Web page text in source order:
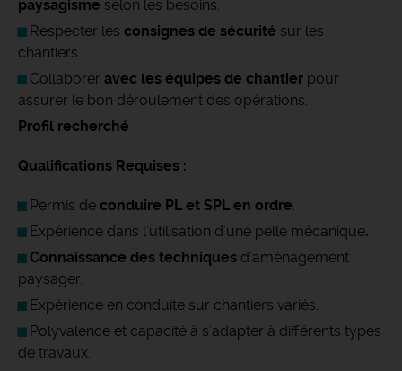
paysagisme selon les besoins.
Respecter les consignes de sécurité sur les
chantiers.
Collaborer avec les équipes de chantier pour
assurer le bon déroulement des opérations.
Profil recherché
Qualifications Requises :
Permis de conduire PL et SPL en ordre.
Expérience dans l'utilisation d'une pelle mécanique.
Connaissance des techniques d'aménagement
paysager.
Expérience en conduite sur chantiers variés.
Polyvalence et capacité à s'adapter à différents types
de travaux.